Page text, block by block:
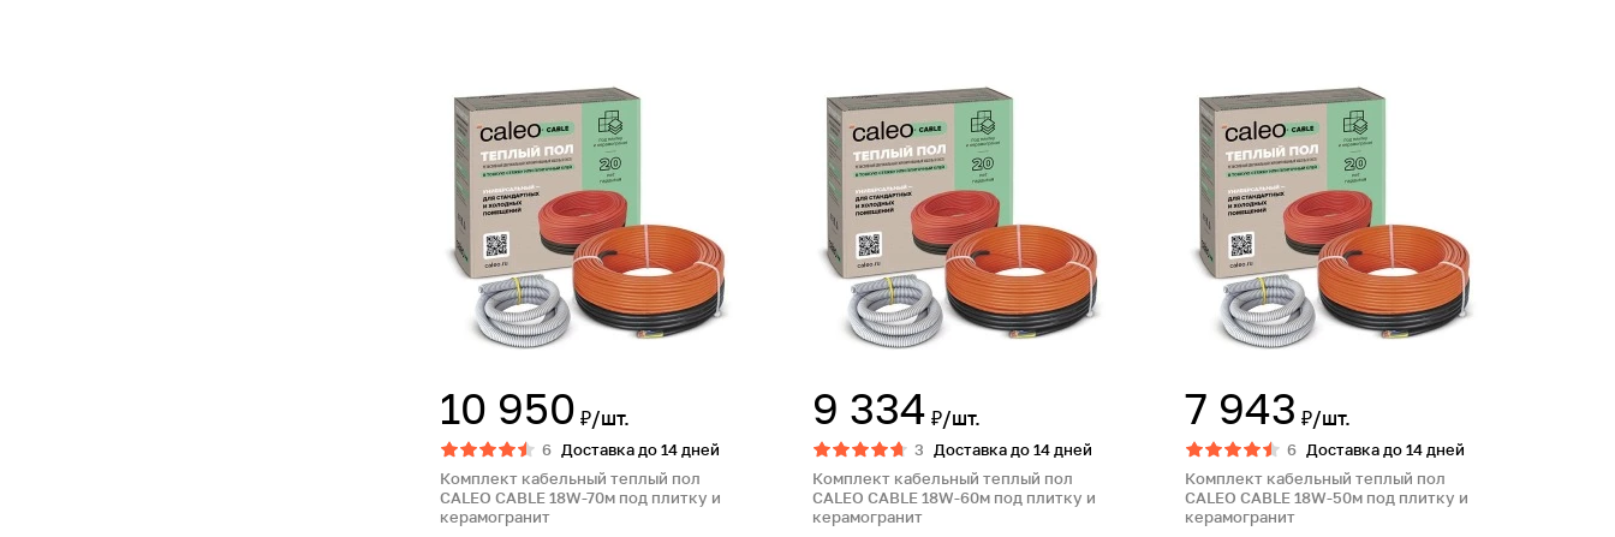
10 950 ₽/шт.
6 Доставка до 14 дней
Комплект кабельный теплый пол
CALEO CABLE 18W-70м под плитку и
керамогранит
9 334 ₽/шт.
3
Доставка до 14 дней
Комплект кабельный теплый пол
CALEO CABLE 18W-60м под плитку и
керамогранит
7 943 ₽/шт.
6 Доставка до 14 дней
Комплект кабельный теплый пол
CALEO CABLE 18W-50м под плитку и
керамогранит